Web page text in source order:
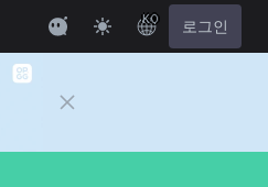
KO 로그인